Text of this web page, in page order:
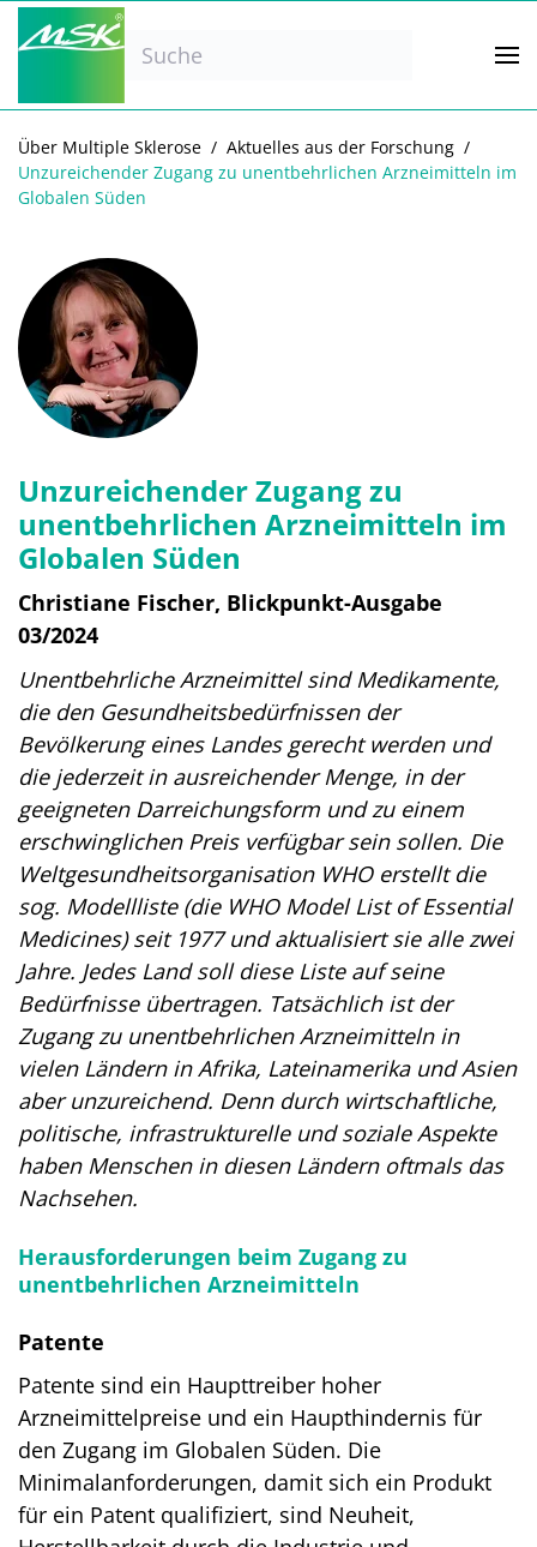
Zum Hauptinhalt springen
Über Multiple Sklerose
Aktuelles aus der Forschung
Unzureichender Zugang zu unentbehrlichen Arzneimitteln im
Globalen Süden
Unzureichender Zugang zu
unentbehrlichen Arzneimitteln im
Globalen Süden
Christiane Fischer, Blickpunkt-Ausgabe
03/2024
Unentbehrliche Arzneimittel sind Medikamente,
die den Gesundheitsbedürfnissen der
Bevölkerung eines Landes gerecht werden und
die jederzeit in ausreichender Menge, in der
geeigneten Darreichungsform und zu einem
erschwinglichen Preis verfügbar sein sollen. Die
Weltgesundheits­organisation WHO erstellt die
sog. Modellliste (die WHO Model List of Essential
Medicines) seit 1977 und aktualisiert sie alle zwei
Jahre. Jedes Land soll diese Liste auf seine
Bedürfnisse übertragen. Tatsächlich ist der
Zugang zu unentbehrlichen Arzneimitteln in
vielen Ländern in Afrika, Lateinamerika und Asien
aber unzureichend. Denn durch wirtschaftliche,
politische, infrastrukturelle und soziale Aspekte
haben Menschen in diesen Ländern oftmals das
Nachsehen.
Herausforderungen beim Zugang zu
unentbehrlichen Arzneimitteln
Patente
Patente sind ein Haupttreiber hoher
Arzneimittelpreise und ein Haupthindernis für
den Zugang im Globalen Süden. Die
Minimalanforderungen, damit sich ein Produkt
für ein Patent qualifiziert, sind Neuheit,